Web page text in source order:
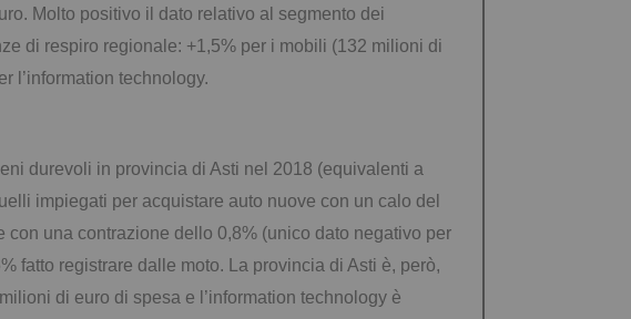
Molto positivo il dato relativo al segmento dei
di respiro regionale: +1,5% per i mobili (132 milioni di
l’information technology.
durevoli in provincia di Asti nel 2018 (equivalenti a
impiegati per acquistare auto nuove con un calo del
con una contrazione dello 0,8% (unico dato negativo per
fatto registrare dalle moto. La provincia di Asti è, però,
di euro di spesa e l’information technology è